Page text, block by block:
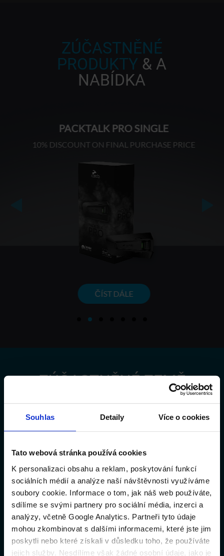
Souhlas Detaily Více o cookies
Tato webová stránka používá cookies
K personalizaci obsahu a reklam, poskytování funkcí
sociálních médií a analýze naší návštěvnosti využíváme
soubory cookie. Informace o tom, jak náš web používáte,
sdílíme se svými partnery pro sociální média, inzerci a
analýzy, včetně Google Analytics. Partneři tyto údaje
mohou zkombinovat s dalšími informacemi, které jste jim
poskytli nebo které získali v důsledku toho, že používáte
jejich služby. Nesdílíme však žádné osobní údaje, jako je
ZÚČASTNĚNÉ
PRODUKTY & A
NABÍDKA
PACKTALK PRO SINGLE
10% DISCOUNT ON FINAL PURCHASE PRICE
ČÍST DÁLE
4
ZÚČASTNĚNÉ ZEMĚ
Germany
Italy Portugal
Poland Norway
Sweden Switzerland
Austria Greece